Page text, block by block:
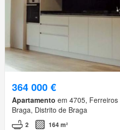
364 000 €
Apartamento em 4705,
Braga, Distrito de Braga
2 164 m²